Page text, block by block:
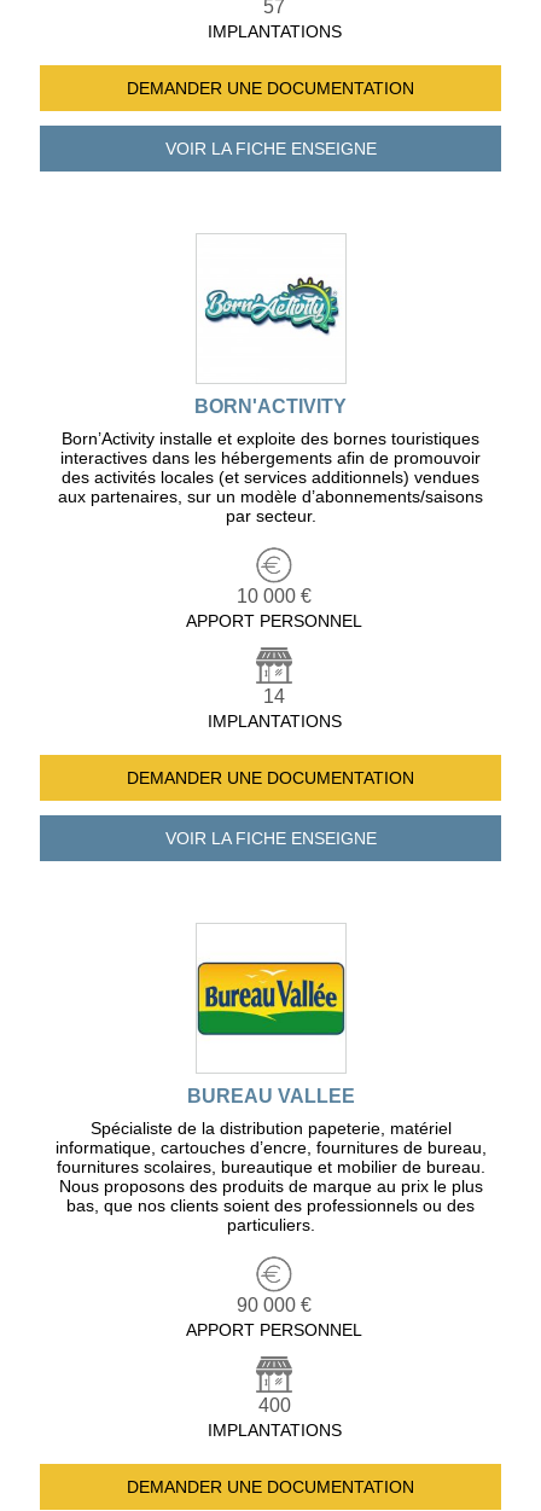
57
IMPLANTATIONS
DEMANDER UNE DOCUMENTATION
VOIR LA FICHEENSEIGNE
BORN'ACTIVITY
Born’Activity installe et exploite des bornes touristiques
interactives dans les hébergements afin de promouvoir
des activités locales (et services additionnels) vendues
aux partenaires, sur un modèle d’abonnements/saisons
par secteur.
10 000 €
APPORT PERSONNEL
14
IMPLANTATIONS
DEMANDER UNE DOCUMENTATION
VOIR LA FICHEENSEIGNE
BUREAU VALLEE
Spécialiste de la distribution papeterie, matériel
informatique, cartouches d’encre, fournitures de bureau,
fournitures scolaires, bureautique et mobilier de bureau.
Nous proposons des produits de marque au prix le plus
bas, que nos clients soient des professionnels ou des
particuliers.
90 000 €
APPORT PERSONNEL
400
IMPLANTATIONS
DEMANDER UNE DOCUMENTATION